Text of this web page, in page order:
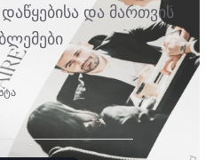
და მართვის